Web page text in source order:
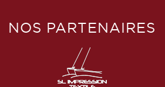
NOS PARTENAIRES